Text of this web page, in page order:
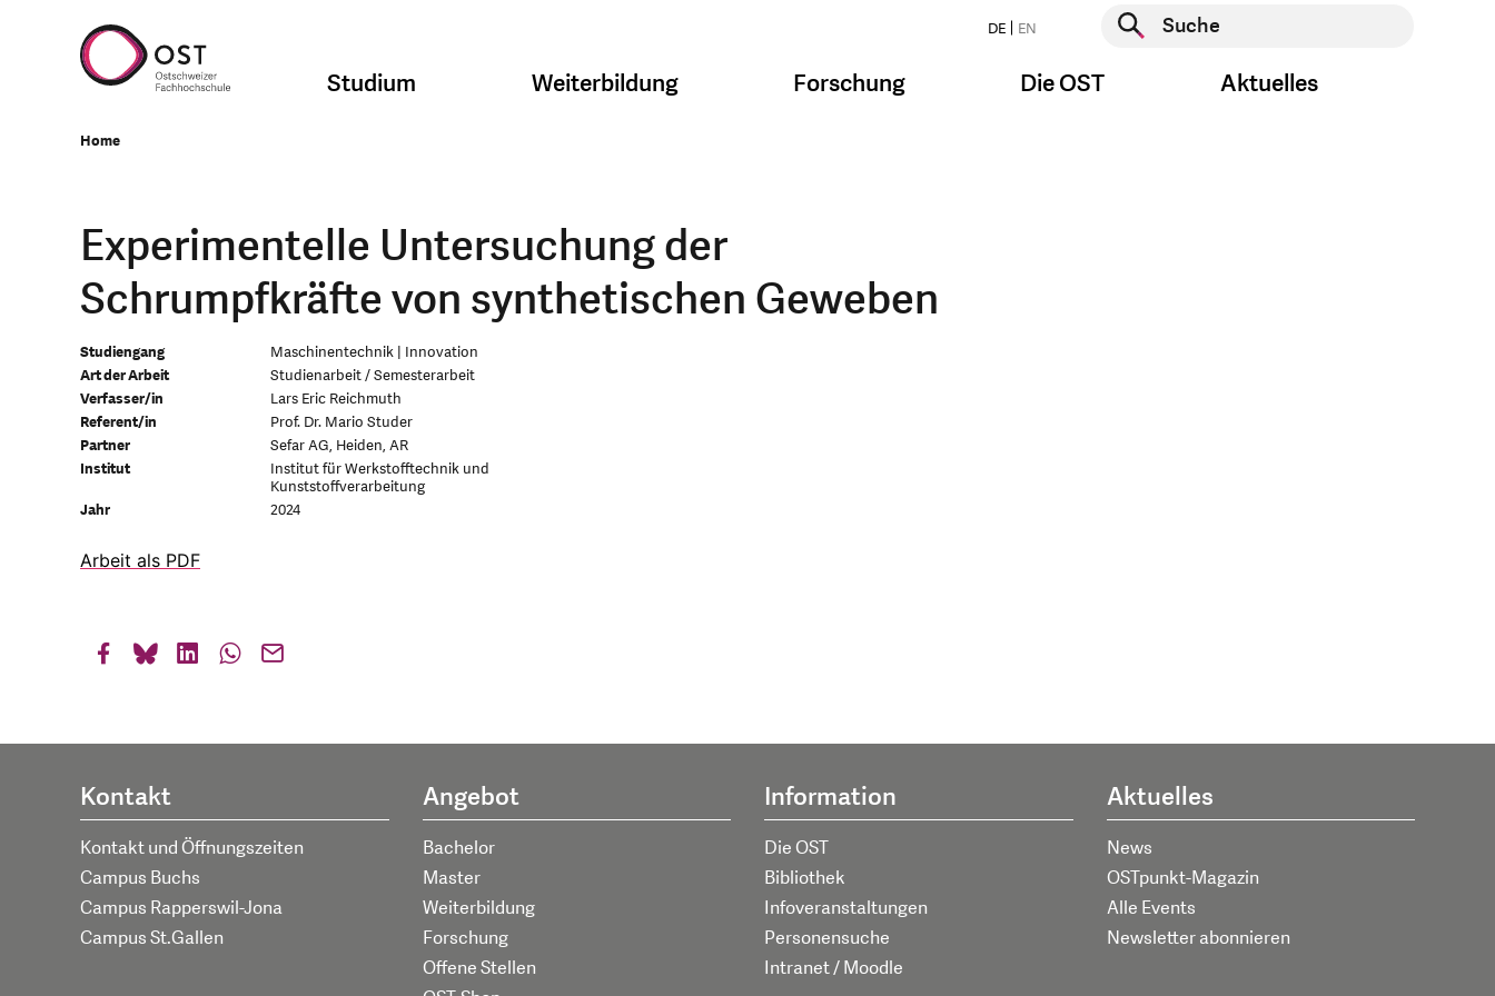
DE EN
Suche starten
Studium Weiterbildung Forschung Die OST Aktuelles
Home
Experimentelle Untersuchung der
Schrumpfkräfte von synthetischen Geweben
Studiengang
Maschinentechnik | Innovation
Art der Arbeit
Studienarbeit / Semesterarbeit
Verfasser/in
Lars Eric Reichmuth
Referent/in
Prof. Dr. Mario Studer
Partner
Sefar AG, Heiden, AR
Institut
Institut für Werkstofftechnik und
Kunststoffverarbeitung
Jahr
2024
Arbeit als PDF
Kontakt
Kontakt und Öffnungszeiten
Campus Buchs
Campus Rapperswil-Jona
Campus St.Gallen
Angebot
Bachelor
Master
Weiterbildung
Forschung
Offene Stellen
Information
Die OST
Bibliothek
Infoveranstaltungen
Personensuche
Intranet / Moodle
Aktuelles
News
OSTpunkt-Magazin
Alle Events
Newsletter abonnieren